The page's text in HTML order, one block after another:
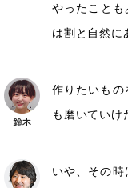
やったことも
は割と自然に
作りたいもの
も磨いていけ
いや、その